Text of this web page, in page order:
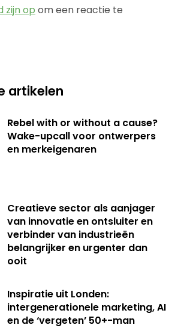
zijn op om een reactie te
artikelen
Rebel with or without a cause?
Wake-upcall voor ontwerpers
en merkeigenaren
Creatieve sector als aanjager
van innovatie en ontsluiter en
verbinder van industrieën
belangrijker en urgenter dan
ooit
Inspiratie uit Londen:
intergenerationele marketing, AI
en de ‘vergeten’ 50+-man